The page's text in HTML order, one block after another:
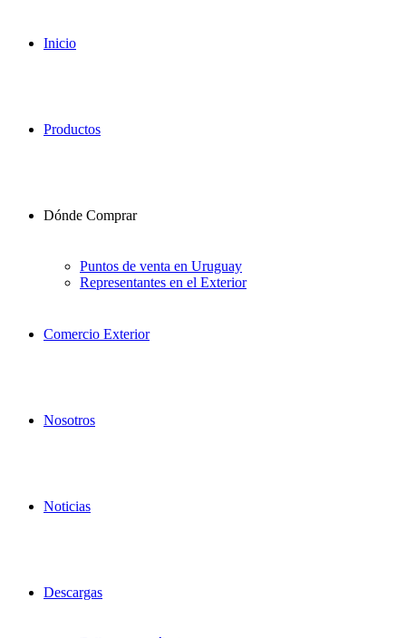
Inicio
Productos
Dónde Comprar
Puntos de venta en Uruguay
Representantes en el Exterior
Comercio Exterior
Nosotros
Noticias
Descargas